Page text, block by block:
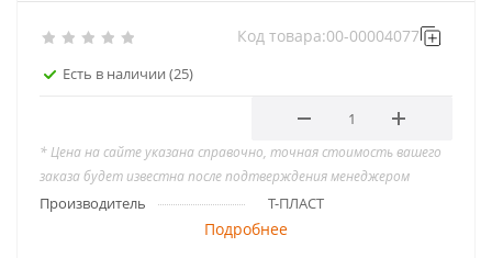
Есть в наличии (25)
Код товара:00-00004077
* Цена на сайте указана справочно, точная стоимость вашего
заказа будет известна после подтверждения менеджером
Производитель Т-ПЛАСТ
Подробнее